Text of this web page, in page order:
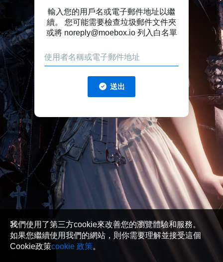
輸入您的用戶名或電子郵件地址以繼
續。 您可能需要檢查垃圾郵件文件夾
或將 noreply@moebox.io 列入白名單
送出
我們使用了第三方cookie來改善您的瀏覽體驗和服務。
如果您繼續使用我們的網站，則你需要理解並接受這個
Cookie政策cookie 政策。